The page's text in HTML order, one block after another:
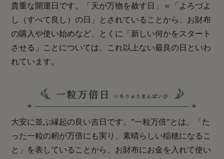
貴重な開運日です。「天が万物を赦す日」＝「よろづよ
し（すべて良し）の日」とされていることから、お財布
の購入や使い始めなど、とくに「新しい何かをスタート
させる」ことについては、これ以上ない最良の日といわ
れています。
大安に並ぶ縁起の良い吉日です。”一粒万倍”とは、「た
った一粒の籾が万倍にも実り、素晴らしい稲穂になるこ
と」を表していることから、お財布にお金を入れて使い